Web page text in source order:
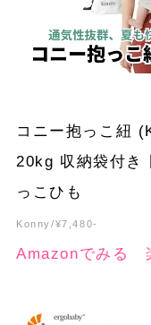
コニー抱っこ紐
20kg 収納袋付き
っこひも
Konny/¥7,480-
Amazonでみる